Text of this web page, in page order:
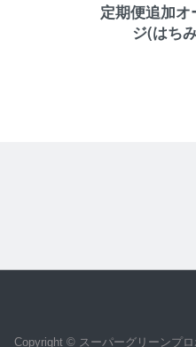
定期便追加
ジ(はち
Copyright © スーパーグリーンプ